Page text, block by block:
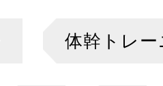
体幹トレ